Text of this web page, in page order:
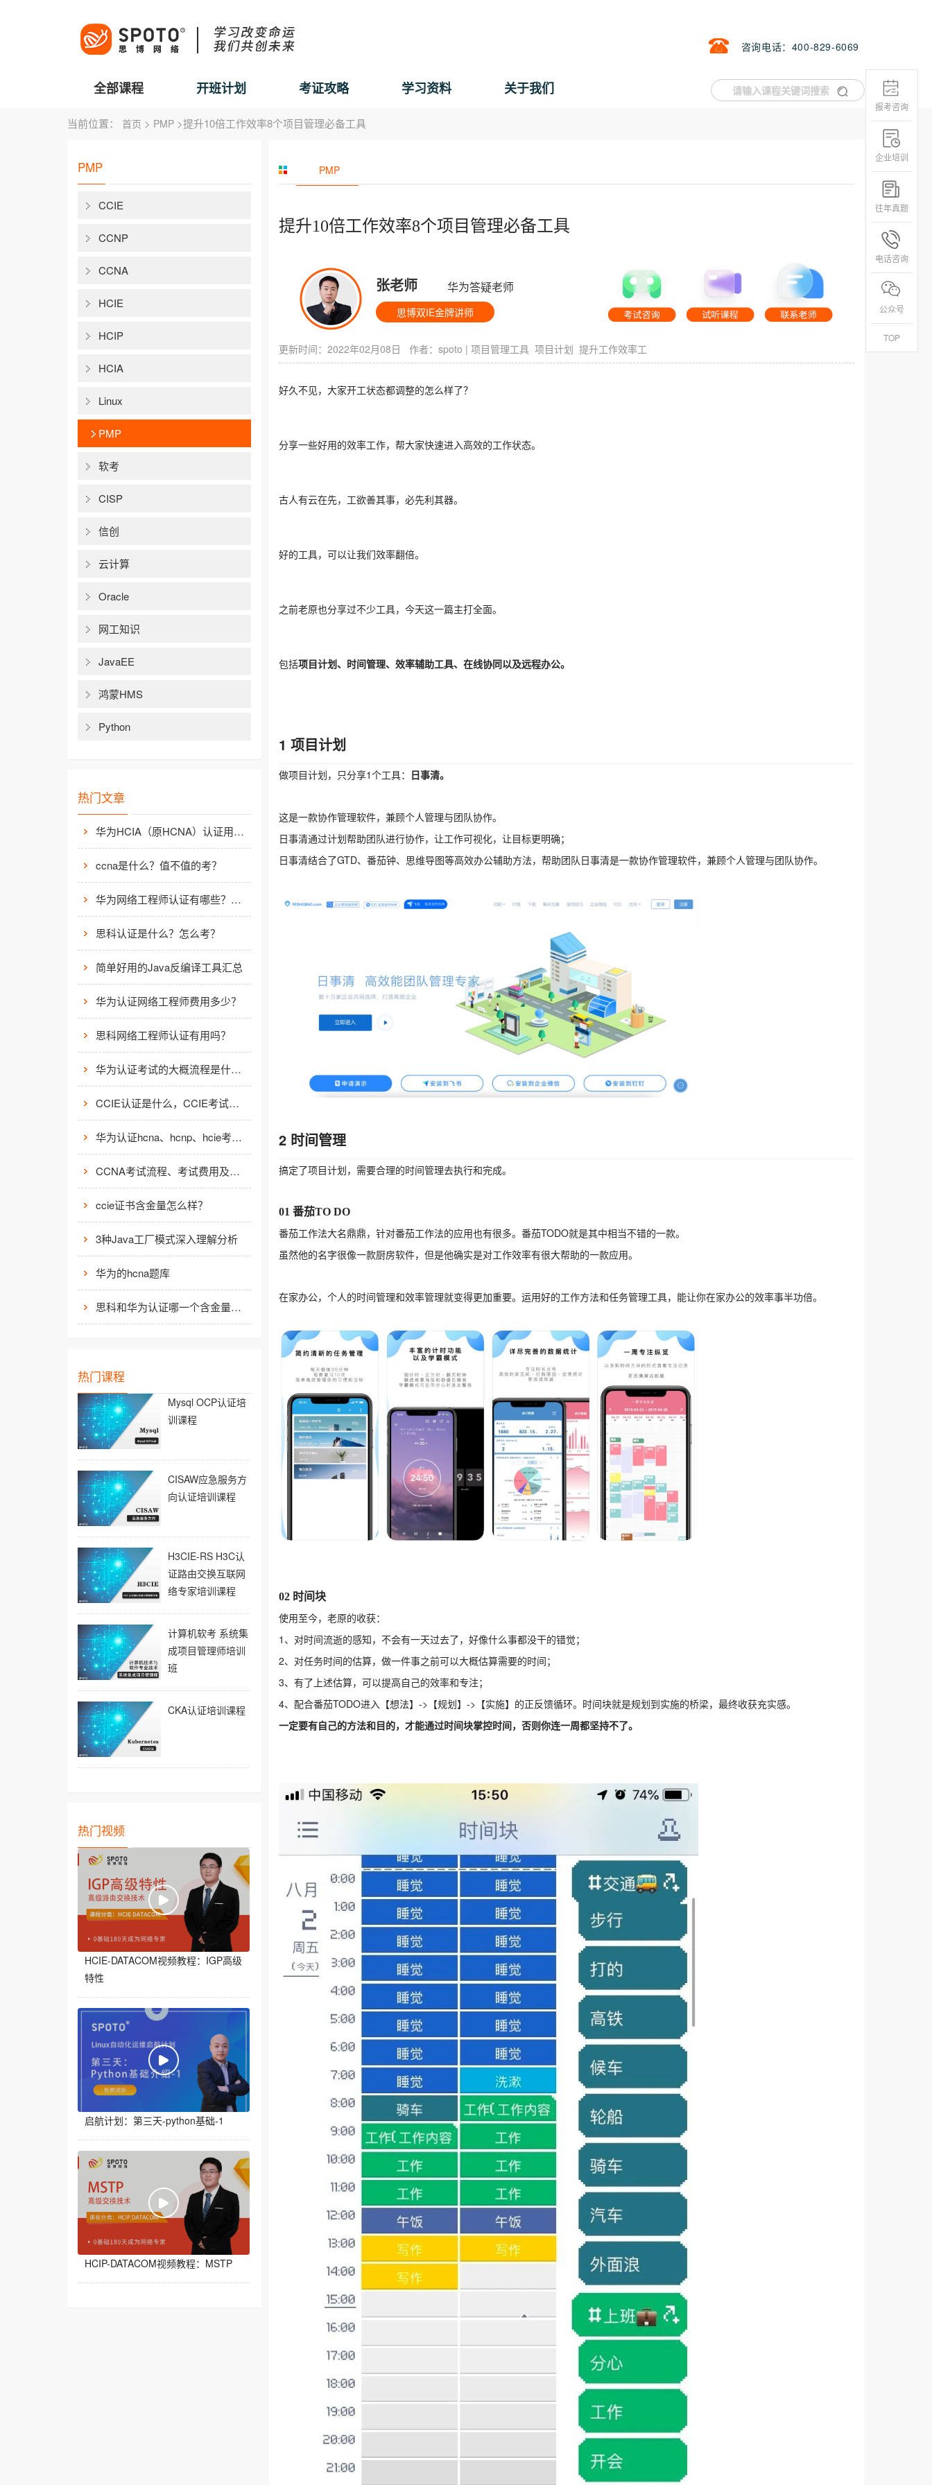
咨询电话：400-829-6069
全部课程 开班计划 考证攻略 学习资料 关于我们
当前位置： 首页 > PMP >提升10倍工作效率8个项目管理必备工具
PMP
CCIE
CCNP
CCNA
HCIE
HCIP
HCIA
Linux
PMP
软考
CISP
信创
云计算
Oracle
网工知识
JavaEE
鸿蒙HMS
Python
热门文章
华为HCIA（原HCNA）认证用处大吗？
ccna是什么？值不值的考？
华为网络工程师认证有哪些？值不值得考？
思科认证是什么？怎么考？
简单好用的Java反编译工具汇总
华为认证网络工程师费用多少？
思科网络工程师认证有用吗？
华为认证考试的大概流程是什么样的？
CCIE认证是什么，CCIE考试认证考试指南
华为认证hcna、hcnp、hcie考试费用
CCNA考试流程、考试费用及考场介绍
ccie证书含金量怎么样？
3种Java工厂模式深入理解分析
华为的hcna题库
思科和华为认证哪一个含金量高？有什么不同吗？
热门课程
Mysql OCP认证培
训课程
CISAW应急服务方
向认证培训课程
H3CIE-RS H3C认
证路由交换互联网
络专家培训课程
计算机软考 系统集
成项目管理师培训
班
CKA认证培训课程
热门视频
HCIE-DATACOM视频教程：IGP高级
特性
启航计划：第三天-python基础-1
HCIP-DATACOM视频教程：MSTP
PMP
提升10倍工作效率8个项目管理必备工具
张老师 华为答疑老师
思博双IE金牌讲师
更新时间：2022年02月08日 作者： spoto | 项目管理工具 项目计划 提升工作效率工
好久不见，大家开工状态都调整的怎么样了？
分享一些好用的效率工作，帮大家快速进入高效的工作状态。
古人有云在先，工欲善其事，必先利其器。
好的工具，可以让我们效率翻倍。
之前老原也分享过不少工具，今天这一篇主打全面。
包括项目计划、时间管理、效率辅助工具、在线协同以及远程办公。
1 项目计划
做项目计划，只分享1个工具： 日事清。
这是一款协作管理软件，兼顾个人管理与团队协作。
日事清通过计划帮助团队进行协作，让工作可视化，让目标更明确；
日事清结合了GTD、番茄钟、思维导图等高效办公辅助方法，帮助团队日事清是一款协作管理软件，兼顾个人管理与团队协作。
2 时间管理
搞定了项目计划，需要合理的时间管理去执行和完成。
01 番茄TO DO
番茄工作法大名鼎鼎，针对番茄工作法的应用也有很多。番茄TODO就是其中相当不错的一款。
虽然他的名字很像一款厨房软件，但是他确实是对工作效率有很大帮助的一款应用。
在家办公，个人的时间管理和效率管理就变得更加重要。运用好的工作方法和任务管理工具，能让你在家办公的效率事半功倍。
02 时间块
使用至今，老原的收获：
1、对时间流逝的感知，不会有一天过去了，好像什么事都没干的错觉；
2、对任务时间的估算，做一件事之前可以大概估算需要的时间；
3、有了上述估算，可以提高自己的效率和专注；
4、配合番茄TODO进入【想法】->【规划】->【实施】的正反馈循环。时间块就是规划到实施的桥梁，最终收获充实感。
一定要有自己的方法和目的，才能通过时间块掌控时间，否则你连一周都坚持不了。
报考咨询
企业培训
往年真题
电话咨询
公众号
TOP